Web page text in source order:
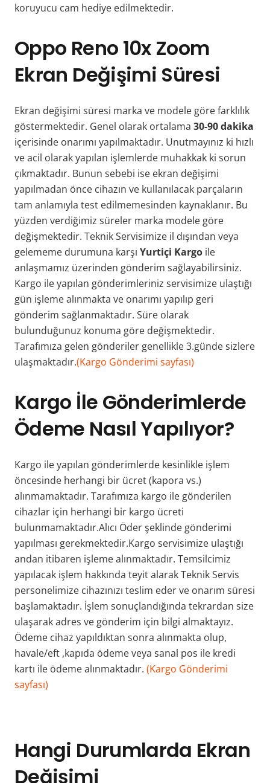
koruyucu cam hediye edilmektedir.
Oppo Reno 10x Zoom
Ekran Değişimi Süresi
Ekran değişimi süresi marka ve modele göre farklılık
göstermektedir. Genel olarak ortalama 30-90 dakika
içerisinde onarımı yapılmaktadır. Unutmayınız ki hızlı
ve acil olarak yapılan işlemlerde muhakkak ki sorun
çıkmaktadır. Bunun sebebi ise ekran değişimi
yapılmadan önce cihazın ve kullanılacak parçaların
tam anlamıyla test edilmemesinden kaynaklanır. Bu
yüzden verdiğimiz süreler marka modele göre
değişmektedir. Teknik Servisimize il dışından veya
gelememe durumuna karşı Yurtiçi Kargo ile
anlaşmamız üzerinden gönderim sağlayabilirsiniz.
Kargo ile yapılan gönderimleriniz servisimize ulaştığı
gün işleme alınmakta ve onarımı yapılıp geri
gönderim sağlanmaktadır. Süre olarak
bulunduğunuz konuma göre değişmektedir.
Tarafımıza gelen gönderiler genellikle 3.günde sizlere
ulaşmaktadır.(Kargo Gönderimi sayfası)
Kargo İle Gönderimlerde
Ödeme Nasıl Yapılıyor?
Kargo ile yapılan gönderimlerde kesinlikle işlem
öncesinde herhangi bir ücret (kapora vs.)
alınmamaktadır. Tarafımıza kargo ile gönderilen
cihazlar için herhangi bir kargo ücreti
bulunmamaktadır.Alıcı Öder şeklinde gönderimi
yapılması gerekmektedir.Kargo servisimize ulaştığı
andan itibaren işleme alınmaktadır. Temsilcimiz
yapılacak işlem hakkında teyit alarak Teknik Servis
personelimize cihazınızı teslim eder ve onarım süresi
başlamaktadır. İşlem sonuçlandığında tekrardan size
ulaşarak adres ve gönderim için bilgi almaktayız.
Ödeme cihaz yapıldıktan sonra alınmakta olup,
havale/eft ,kapıda ödeme veya sanal pos ile kredi
kartı ile ödeme alınmaktadır. (Kargo Gönderimi
sayfası)
Hangi Durumlarda Ekran
Değişimi